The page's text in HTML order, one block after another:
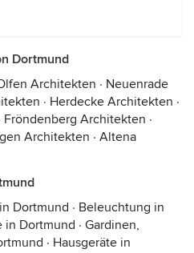
Dortmund
Architekten · Neuenrade
· Herdecke Architekten ·
Fröndenberg Architekten ·
Architekten · Altena
Dortmund · Beleuchtung in
in Dortmund · Gardinen,
· Hausgeräte in